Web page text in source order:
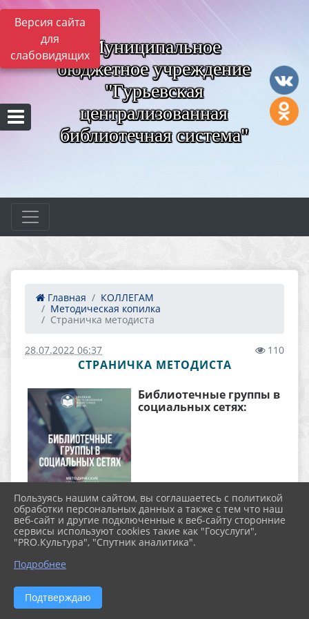
Версия сайта
для
слабовидящих Муниципальное
бюджетное учреждение
"Гурьевская
централизованная
библиотечная система"
Главная
КОЛЛЕГАМ
Методическая копилка
Страничка методиста
28.07.2022 06:37 110
СТРАНИЧКА МЕТОДИСТА
Библиотечные группы в
социальных сетях:
методические рекомендаци и /МБУ
система", Центральная модельная библиотека
Железнова. – Гурьевск, 2021. – 35 с. – Текст
(визуальный): непосредственный.
Пользуясь нашим сайтом, вы соглашаетесь с политикой
обработки персональных данных а также с тем что наш
веб-сайт и другие подключенные к веб-сайту сторонние
сервисы используют cookies такие как "Госуслуги",
"PRO.Культура", "Спутник аналитика".
Подробнее
Подтверждаю